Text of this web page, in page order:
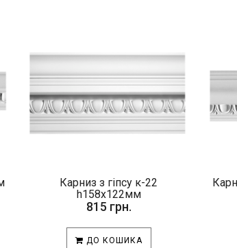
Карниз з гіпсу к-22
h158х122мм
815 грн.
ДО КОШИКА